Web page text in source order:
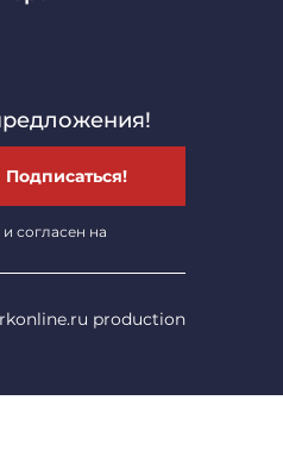
production
Подписаться!
и согласен на